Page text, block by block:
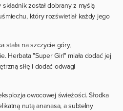
został dobrany z myślą
który rozświetlał każdy jego
stała na szczycie góry,
Herbata "Super Girl" miała dodać jej
siłę i dodać odwagi
owocowej świeżości. Słodka
nutą ananasa, a subtelny